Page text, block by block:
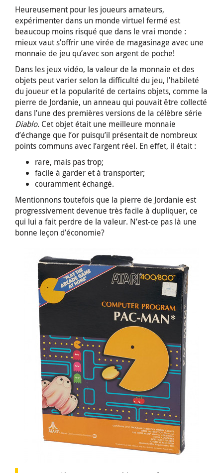
Heureusement pour les joueurs amateurs,
expérimenter dans un monde virtuel fermé est
beaucoup moins risqué que dans le vrai monde :
mieux vaut s’offrir une virée de magasinage avec une
monnaie de jeu qu’avec son argent de poche!
Dans les jeux vidéo, la valeur de la monnaie et des
objets peut varier selon la difficulté du jeu, l’habileté
du joueur et la popularité de certains objets, comme la
pierre de Jordanie, un anneau qui pouvait être collecté
dans l’une des premières versions de la célèbre série
Diablo. Cet objet était une meilleure monnaie
d’échange que l’or puisqu’il présentait de nombreux
points communs avec l’argent réel. En effet, il était :
rare, mais pas trop;
facile à garder et à transporter;
couramment échangé.
Mentionnons toutefois que la pierre de Jordanie est
progressivement devenue très facile à dupliquer, ce
qui lui a fait perdre de la valeur. N’est-ce pas là une
bonne leçon d’économie?